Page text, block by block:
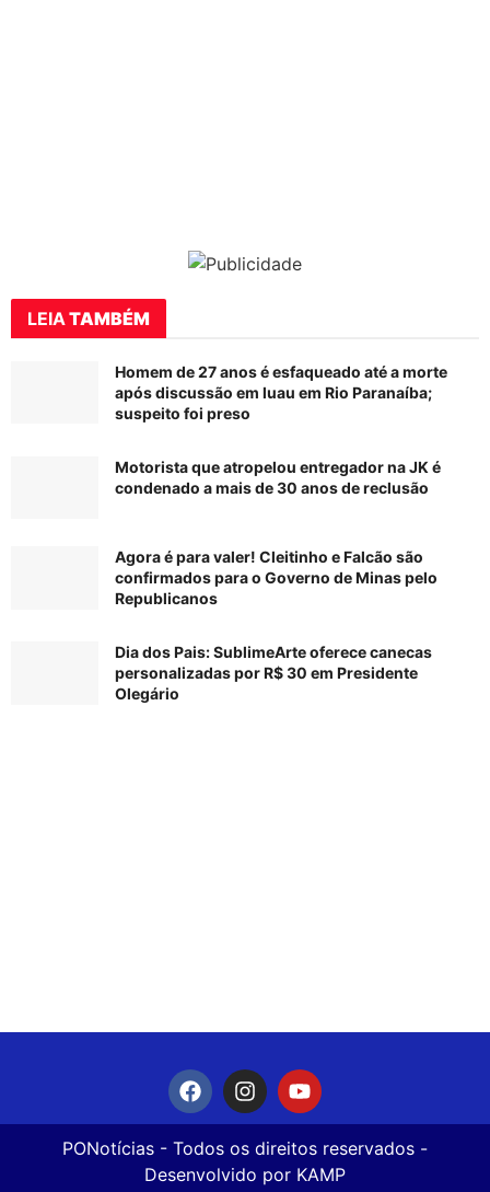
LEIATAMBÉM
Homem de 27 anos é esfaqueado até a morte
após discussão em luau em Rio Paranaíba;
suspeito foi preso
Motorista que atropelou entregador na JK é
condenado a mais de 30 anos de reclusão
Agora é para valer! Cleitinho e Falcão são
confirmados para o Governo de Minas pelo
Republicanos
Dia dos Pais: SublimeArte oferece canecas
personalizadas por R$ 30 em Presidente
Olegário
PONotícias - Todos os direitos reservados -
Desenvolvido por KAMP